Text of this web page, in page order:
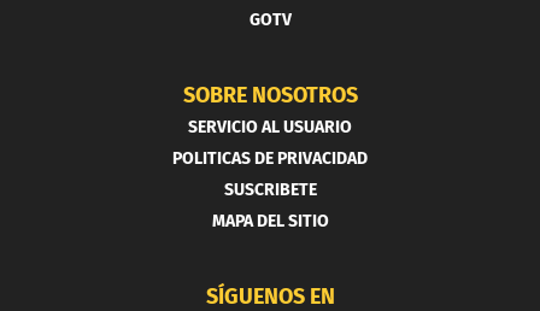
GOTV
SOBRE NOSOTROS
SERVICIO AL USUARIO
POLITICAS DE PRIVACIDAD
SUSCRIBETE
MAPA DEL SITIO
SÍGUENOS EN